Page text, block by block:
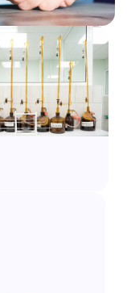
и
работы
подготовки
и